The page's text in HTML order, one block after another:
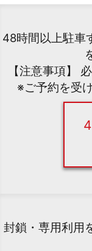
48時間以上駐車
【注意事項】
※ご予約を受
封鎖・専用利用